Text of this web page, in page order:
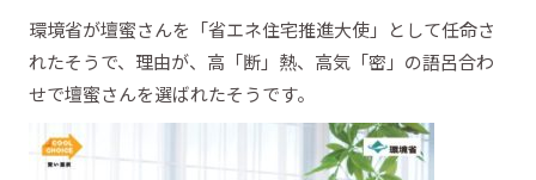
環境省が壇蜜さんを「省エネ住宅推進大使」として任命さ
れたそうで、理由が、高「断」熱、高気「密」の語呂合わ
せで壇蜜さんを選ばれたそうです。